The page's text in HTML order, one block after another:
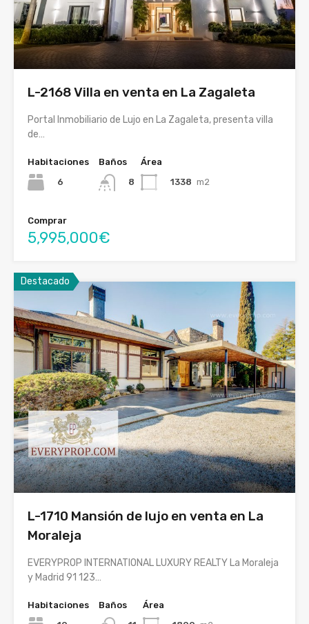
L-2168 Villa en venta en La Zagaleta
Portal Inmobiliario de Lujo en La Zagaleta, presenta villa
de…
Habitaciones
6
Baños
8
Área
1338 m2
Comprar
5,995,000€
Destacado
L-1710 Mansión de lujo en venta en La
Moraleja
EVERYPROP INTERNATIONAL LUXURY REALTY La Moraleja
y Madrid 91 123…
Habitaciones
Baños
Área